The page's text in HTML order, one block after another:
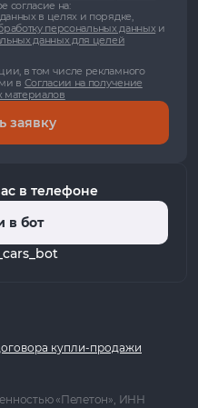
согласие на:
в целях и порядке,
персональных данныхи
данных для целей
в том числе рекламного
в Согласии на получение
заявку
в телефоне
в бот
купли-продажи
«Пелетон», ИНН